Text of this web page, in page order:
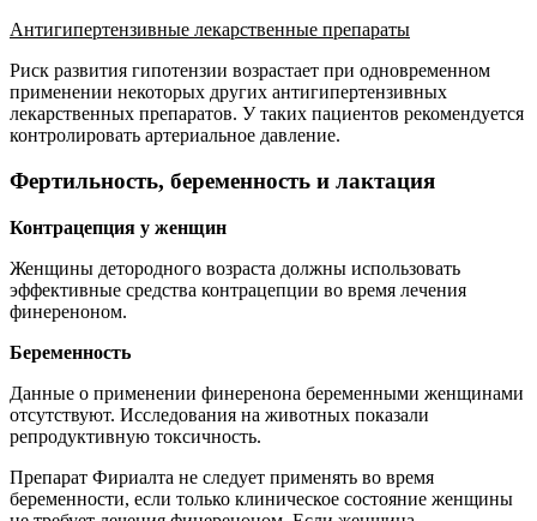
Антигипертензивные лекарственные препараты
Риск развития гипотензии возрастает при одновременном
применении некоторых других антигипертензивных
лекарственных препаратов. У таких пациентов рекомендуется
контролировать артериальное давление.
Фертильность, беременность и лактация
Контрацепция у женщин
Женщины детородного возраста должны использовать
эффективные средства контрацепции во время лечения
финереноном.
Беременность
Данные о применении финеренона беременными женщинами
отсутствуют. Исследования на животных показали
репродуктивную токсичность.
Препарат Фириалта не следует применять во время
беременности, если только клиническое состояние женщины